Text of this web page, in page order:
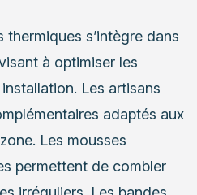
s’intègre dans
à optimiser les
Les artisans
adaptés aux
Les mousses
permettent de combler